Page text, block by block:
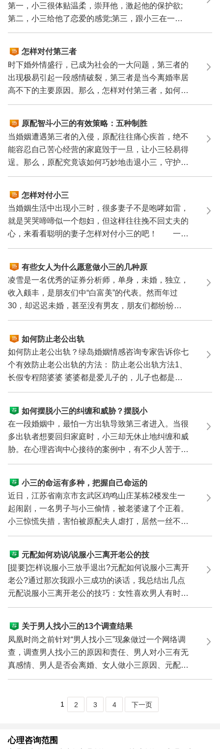
第一，小三很体贴温柔，崇拜他，激起他的保护欲;
第二，小三给他了恋爱的感觉;第三，跟小三在一起
没有婚姻里的...
怎样对付第三者
时下婚外情盛行，已成为社会的一大问题，第三者的
出现极易引起一段感情破裂，第三者是当今离婚率居
高不下的主要原因。那么，怎样对付第三者，如何避
免婚外情...
原配智斗小三的有效策略：五种制胜
良方
当婚姻遭遇第三者的入侵，原配往往痛心疾首，绝不
能容忍自己苦心经营的家庭毁于一旦，让小三轻易得
逞。那么，原配究竟该如何巧妙地击退小三，守护自
己的婚姻...
怎样对付小三
当婚姻生活中出现小三时，很多妻子不是咆哮如雷，
就是哭哭啼啼似一个怨妇，但这样往往挽不回丈夫的
心，来看看聪明的妻子怎样对付小三的吧！ 一般
来说，男...
有些女人为什么愿意做小三的几种原
因分析
凌雪是一名优秀的证券分析师，单身，未婚，独立，
收入颇丰，是朋友们中“白富美”的代表。然而年过
30，却迟迟未婚，甚至没有男友，朋友们都纷纷为
凌雪介绍异...
如何防止老公出轨
如何防止老公出轨？绿岛婚姻情感咨询专家告诉你七
个有效防止老公出轨的方法： 防止老公出轨方法1、
长假专程陪婆婆 婆婆都是爱儿子的，儿子也都是尊
重母...
如何摆脱小三的纠缠和威胁？摆脱小
三纠缠的6个绝招
在一段婚姻中，最怕一方出轨导致第三者进入。当很
多出轨者想要回归家庭时，小三却无休止地纠缠和威
胁。在心理咨询中心接待的案例中，有不少人苦于不
知道如何...
小三的命运有多种，把握自己命运的
唯一方法是……
近日，江苏省南京市玄武区鸡鸣山庄某栋2楼发生一
起闹剧，一名男子与小三偷情，被老婆逮了个正着。
小三惊慌失措，害怕被原配夫人虐打，居然一丝不挂
从楼上跳下...
元配如何劝说/说服小三离开老公的技
巧
[提要]怎样说服小三放手退出?元配如何说服小三离开
老公?通过那次我跟小三成功的谈话，我总结出几点
元配说服小三离开老公的技巧：女性喜欢男人有时并
没有理由...
关于男人找小三的13个调查结果
凤凰时尚之前针对“男人找小三”现象做过一个网络调
查，调查男人找小三的原因和责任、男人对小三有无
真感情、男人是否会离婚、女人做小三原因、元配如
何反应...
1 2 3 4 下一页
心理咨询范围